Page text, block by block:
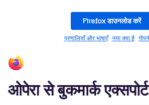
Firefox डाउनलोड करें
प्रणालियाँ और भाषाएँ नया क्या है
ओपेरा से बुकमार्क